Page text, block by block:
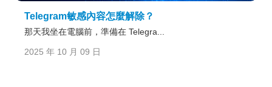
Telegram敏感內容怎麼解除？
那天我坐在電腦前，準備在 Telegra...
2025 年 10 月 09 日